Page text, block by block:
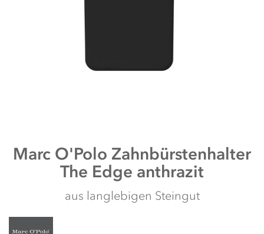
Zum
Anfang
Marc O'Polo Zahnbürstenhalter
The Edge anthrazit
aus langlebigen Steingut